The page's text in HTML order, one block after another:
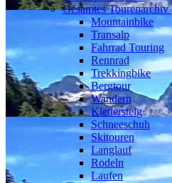
Gesamtes Tourenarchiv
Mountainbike
Transalp
Fahrrad Touring
Rennrad
Trekkingbike
Bergtour
Wandern
Klettersteig
Schneeschuh
Skitouren
Langlauf
Rodeln
Laufen